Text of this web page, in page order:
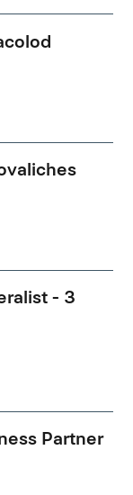
- 3
Partner